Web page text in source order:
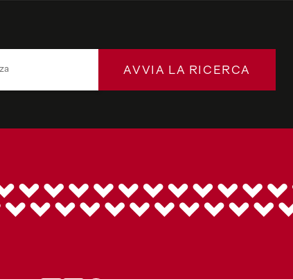
AVVIA LA RICERCA